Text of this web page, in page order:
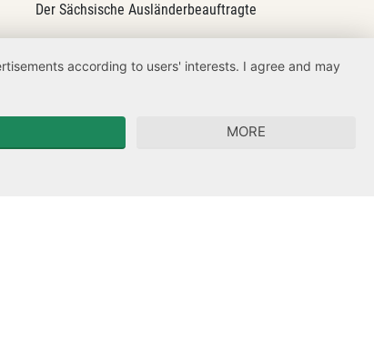
Der Sächsische Ausländerbeauftragte
Sächsische Landesbeauftragte zur
Aufarbeitung der SED-Diktatur
according to users' interests. I agree and may
MORE